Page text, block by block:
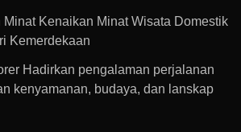
Kenaikan Minat Wisata Domestik
Kemerdekaan
Hadirkan pengalaman perjalanan
kenyamanan, budaya, dan lanskap